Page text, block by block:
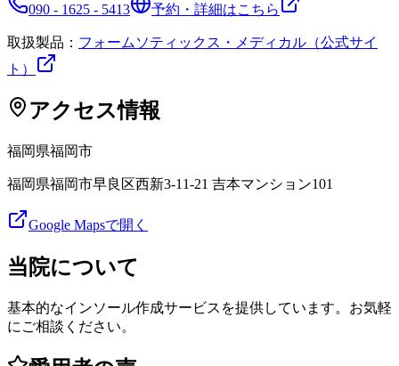
090 - 1625 - 5413 予約・詳細はこちら
取扱製品： フォームソティックス・メディカル（公式サイ
ト）
アクセス情報
福岡県福岡市
福岡県福岡市早良区西新3-11-21 吉本マンション101
Google Mapsで開く
当院について
基本的なインソール作成サービスを提供しています。お気軽
にご相談ください。